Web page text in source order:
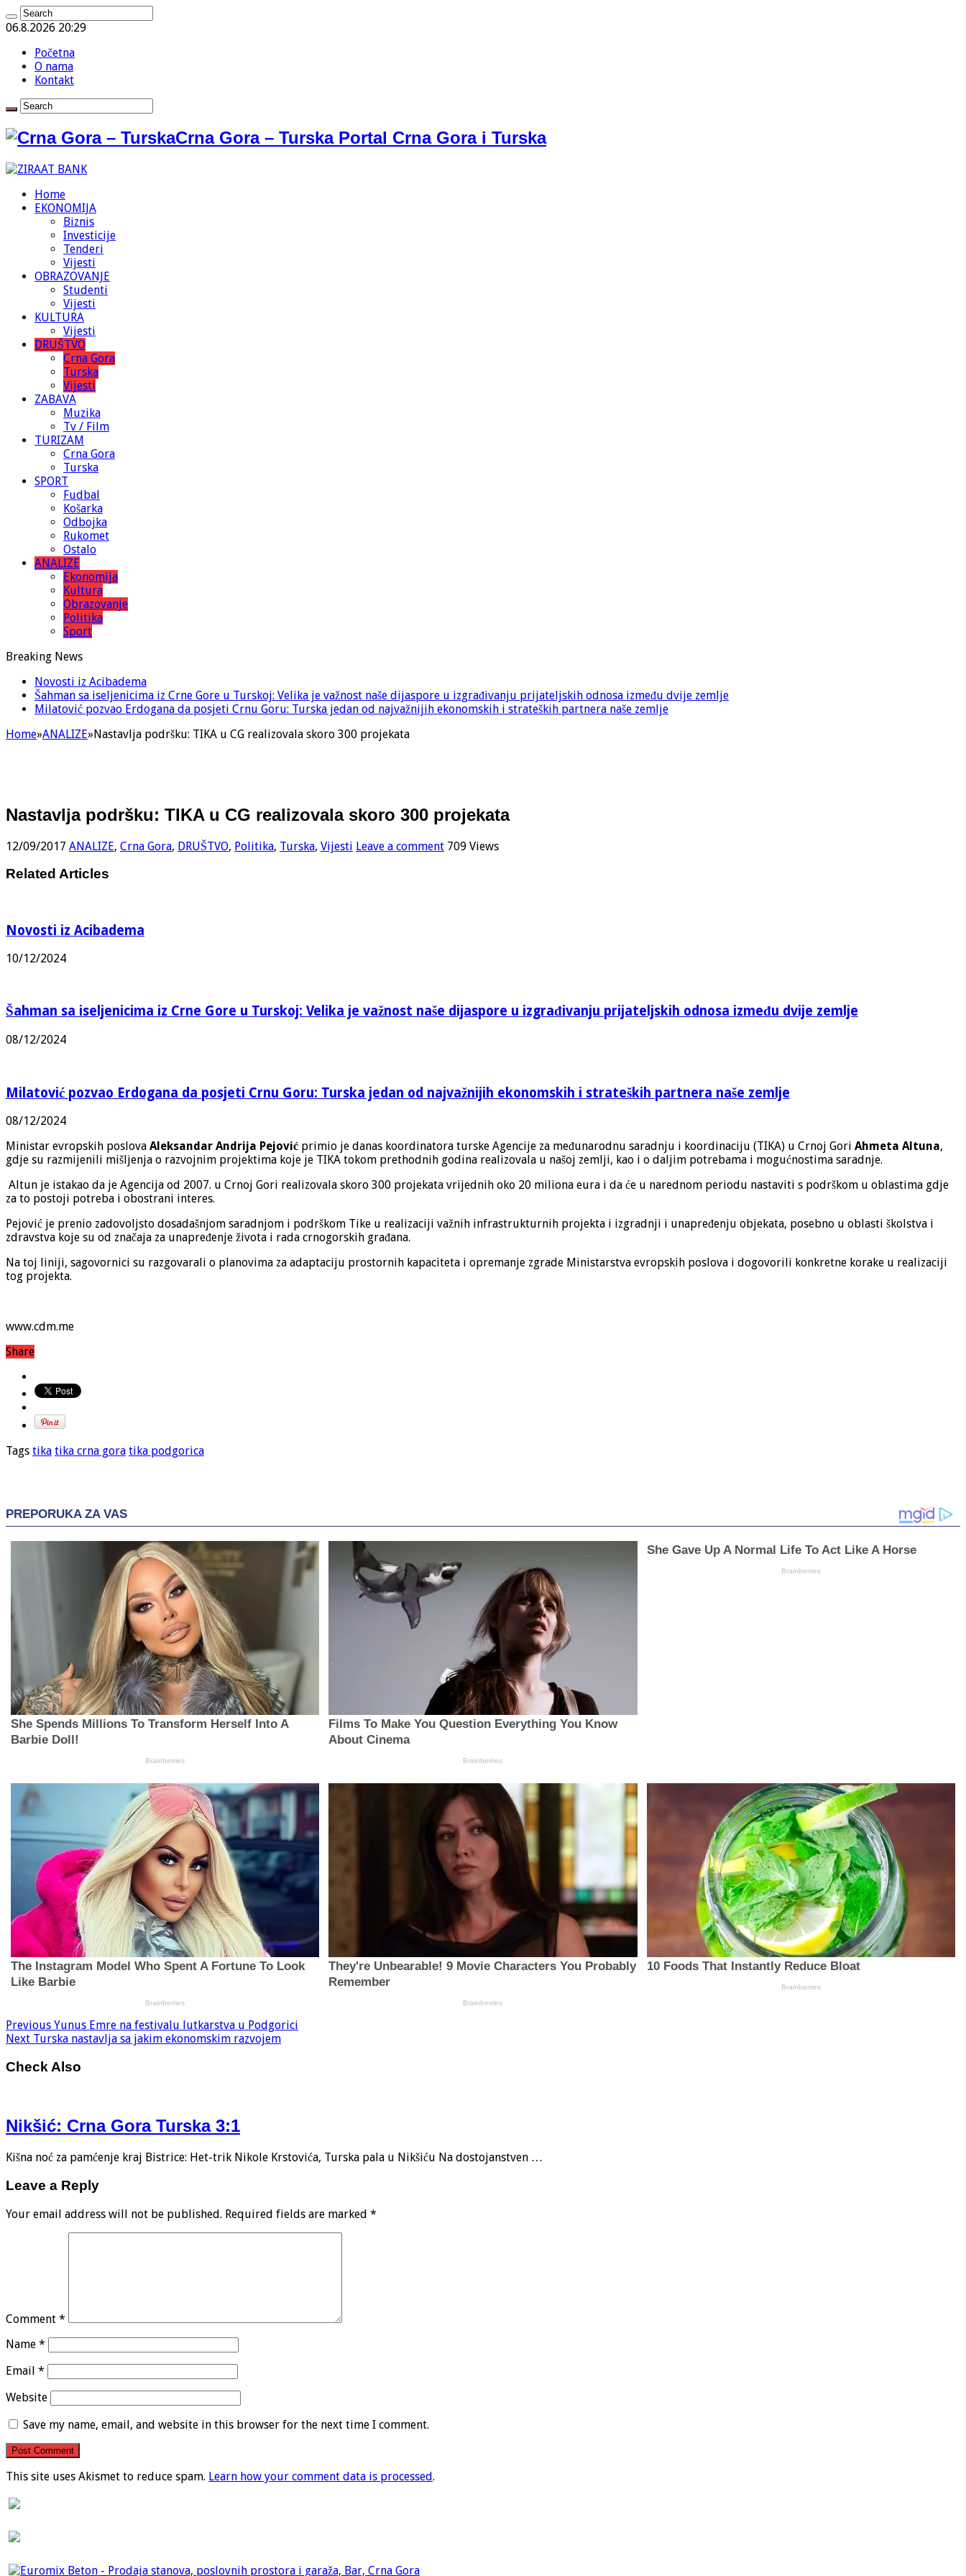
06.8.2026 20:29
Početna
O nama
Kontakt
Crna Gora – Turska Portal Crna Gora i Turska
Home
EKONOMIJA
Biznis
Investicije
Tenderi
Vijesti
OBRAZOVANJE
Studenti
Vijesti
KULTURA
Vijesti
DRUŠTVO
Crna Gora
Turska
Vijesti
ZABAVA
Muzika
Tv / Film
TURIZAM
Crna Gora
Turska
SPORT
Fudbal
Košarka
Odbojka
Rukomet
Ostalo
ANALIZE
Ekonomija
Kultura
Obrazovanje
Politika
Sport
Breaking News
Novosti iz Acibadema
Šahman sa iseljenicima iz Crne Gore u Turskoj: Velika je važnost naše dijaspore u izgrađivanju prijateljskih odnosa između dvije zemlje
Milatović pozvao Erdogana da posjeti Crnu Goru: Turska jedan od najvažnijih ekonomskih i strateških partnera naše zemlje
Home»ANALIZE»Nastavlja podršku: TIKA u CG realizovala skoro 300 projekata
Nastavlja podršku: TIKA u CG realizovala skoro 300 projekata
12/09/2017 ANALIZE, Crna Gora, DRUŠTVO, Politika, Turska, Vijesti Leave a comment 709 Views
Related Articles
Novosti iz Acibadema
10/12/2024
Šahman sa iseljenicima iz Crne Gore u Turskoj: Velika je važnost naše dijaspore u izgrađivanju prijateljskih odnosa između dvije zemlje
08/12/2024
Milatović pozvao Erdogana da posjeti Crnu Goru: Turska jedan od najvažnijih ekonomskih i strateških partnera naše zemlje
08/12/2024
Ministar evropskih poslova Aleksandar Andrija Pejović primio je danas koordinatora turske Agencije za međunarodnu saradnju i koordinaciju (TIKA) u Crnoj Gori Ahmeta Altuna,
gdje su razmijenili mišljenja o razvojnim projektima koje je TIKA tokom prethodnih godina realizovala u našoj zemlji, kao i o daljim potrebama i mogućnostima saradnje.
Altun je istakao da je Agencija od 2007. u Crnoj Gori realizovala skoro 300 projekata vrijednih oko 20 miliona eura i da će u narednom periodu nastaviti s podrškom u oblastima gdje
za to postoji potreba i obostrani interes.
Pejović je prenio zadovoljsto dosadašnjom saradnjom i podrškom Tike u realizaciji važnih infrastrukturnih projekta i izgradnji i unapređenju objekata, posebno u oblasti školstva i
zdravstva koje su od značaja za unapređenje života i rada crnogorskih građana.
Na toj liniji, sagovornici su razgovarali o planovima za adaptaciju prostornih kapaciteta i opremanje zgrade Ministarstva evropskih poslova i dogovorili konkretne korake u realizaciji
tog projekta.
www.cdm.me
Share
Tags tika tika crna gora tika podgorica
Previous Yunus Emre na festivalu lutkarstva u Podgorici
Next Turska nastavlja sa jakim ekonomskim razvojem
Check Also
Nikšić: Crna Gora Turska 3:1
Kišna noć za pamćenje kraj Bistrice: Het-trik Nikole Krstovića, Turska pala u Nikšiću Na dostojanstven …
Leave a Reply
Your email address will not be published. Required fields are marked *
Comment *
Name *
Email *
Website
Save my name, email, and website in this browser for the next time I comment.
This site uses Akismet to reduce spam. Learn how your comment data is processed.